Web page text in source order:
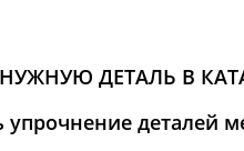
ДЕТАЛЬ В
упрочнение деталей